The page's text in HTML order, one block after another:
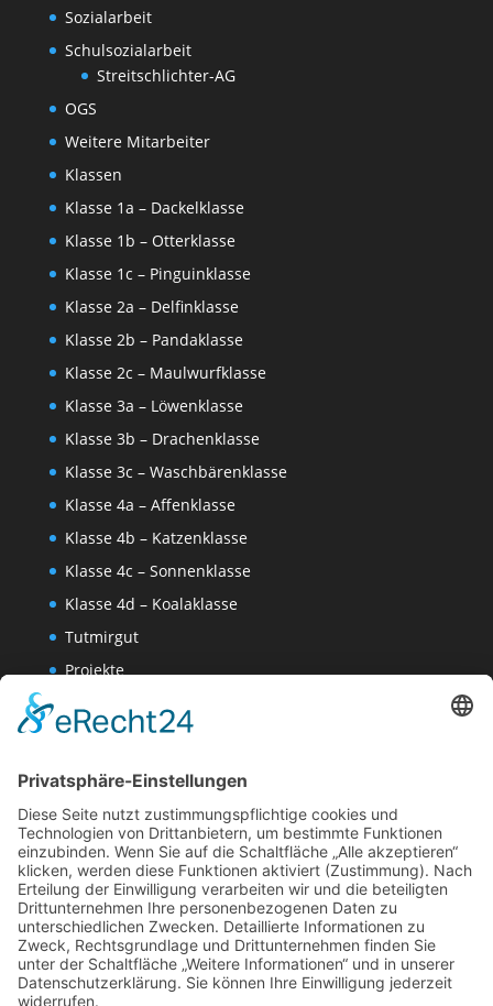
Sozialarbeit
Schulsozialarbeit
Streitschlichter-AG
OGS
Weitere Mitarbeiter
Klassen
Klasse 1a – Dackelklasse
Klasse 1b – Otterklasse
Klasse 1c – Pinguinklasse
Klasse 2a – Delfinklasse
Klasse 2b – Pandaklasse
Klasse 2c – Maulwurfklasse
Klasse 3a – Löwenklasse
Klasse 3b – Drachenklasse
Klasse 3c – Waschbärenklasse
Klasse 4a – Affenklasse
Klasse 4b – Katzenklasse
Klasse 4c – Sonnenklasse
Klasse 4d – Koalaklasse
Tutmirgut
Projekte
Wissenschaften-AG
Datenschutzerklärung
Website Administration